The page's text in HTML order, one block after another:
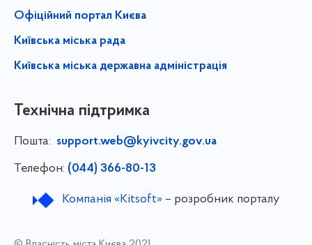
Офіційний портал Києва
Київська міська рада
Київська міська державна адміністрація
Технічна підтримка
Пошта: support.web@kyivcity.gov.ua
Телефон: (044) 366-80-13
Компанія «Kitsoft»– розробник порталу